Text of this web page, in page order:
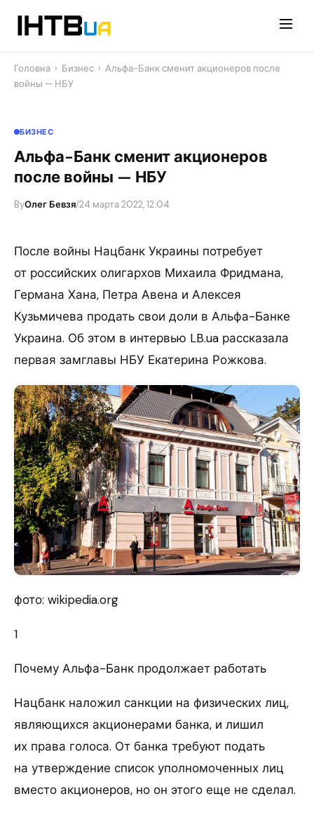
Головна › Бизнес › Альфа-Банк сменит акционеров после
войны — НБУ
БИЗНЕС
Альфа-Банк сменит акционеров
после войны — НБУ
ByОлег Бевзя/24 марта 2022, 12:04
После войны Нацбанк Украины потребует
от российских олигархов Михаила Фридмана,
Германа Хана, Петра Авена и Алексея
Кузьмичева продать свои доли в Альфа-Банке
Украина. Об этом в интервью LB.ua рассказала
первая замглавы НБУ Екатерина Рожкова.
фото: wikipedia.org
1
Почему Альфа-Банк продолжает работать
Нацбанк наложил санкции на физических лиц,
являющихся акционерами банка, и лишил
их права голоса. От банка требуют подать
на утверждение список уполномоченных лиц
вместо акционеров, но он этого еще не сделал.